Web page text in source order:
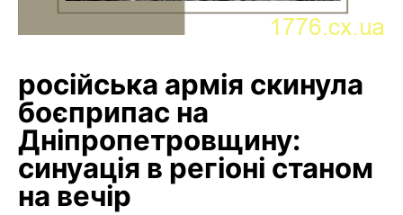
російська армія скинула
боєприпас на
Дніпропетровщину:
синуація в регіоні станом
на вечір